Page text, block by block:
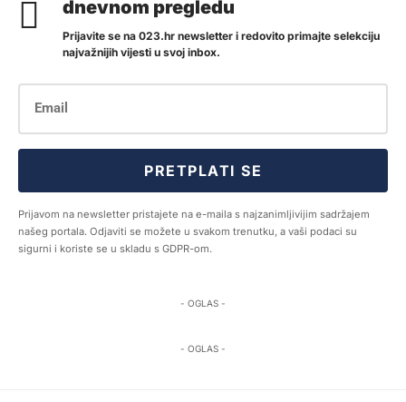
dnevnom pregledu
Prijavite se na 023.hr newsletter i redovito primajte selekciju
najvažnijih vijesti u svoj inbox.
PRETPLATI SE
Prijavom na newsletter pristajete na e-maila s najzanimljivijim sadržajem
našeg portala. Odjaviti se možete u svakom trenutku, a vaši podaci su
sigurni i koriste se u skladu s GDPR-om.
- OGLAS -
- OGLAS -